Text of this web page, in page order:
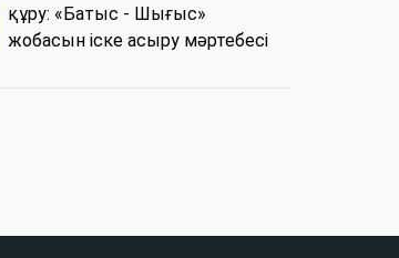
құру: «Батыс - Шығыс»
жобасын іске асыру мәртебесі